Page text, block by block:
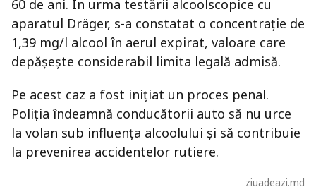
60 de ani. În urma testării alcoolscopice cu
aparatul Dräger, s-a constatat o concentrație de
1,39 mg/l alcool în aerul expirat, valoare care
depășește considerabil limita legală admisă.
Pe acest caz a fost inițiat un proces penal.
Poliția îndeamnă conducătorii auto să nu urce
la volan sub influența alcoolului și să contribuie
la prevenirea accidentelor rutiere.
ziuadeazi.md